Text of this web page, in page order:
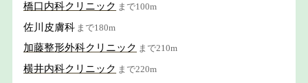
橋口内科クリニック まで100m
佐川皮膚科 まで180m
加藤整形外科クリニック まで210m
横井内科クリニック まで220m